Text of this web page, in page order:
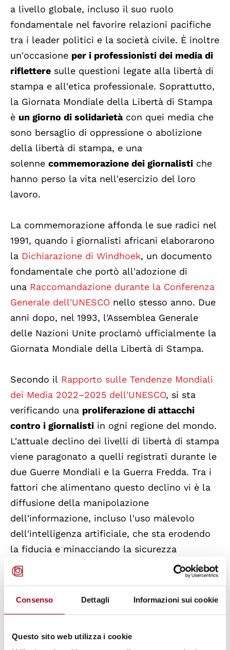
Consenso Dettagli Informazioni sui cookie
Questo sito web utilizza i cookie
a livello globale, incluso il suo ruolo
fondamentale nel favorire relazioni pacifiche
tra i leader politici e la società civile. È inoltre
un'occasione per i professionisti dei media di
riflettere sulle questioni legate alla libertà di
stampa e all'etica professionale. Soprattutto,
la Giornata Mondiale della Libertà di Stampa
è un giorno di solidarietàcon quei media che
sono bersaglio di oppressione o abolizione
della libertà di stampa, e una
solenne commemorazione dei giornalisti che
hanno perso la vita nell'esercizio del loro
lavoro.
La commemorazione affonda le sue radici nel
1991, quando i giornalisti africani elaborarono
la Dichiarazione di Windhoek, un documento
fondamentale che portò all'adozione di
una Raccomandazione durante la Conferenza
Generale dell'UNESCO nello stesso anno. Due
anni dopo, nel 1993, l'Assemblea Generale
delle Nazioni Unite proclamò ufficialmente la
Giornata Mondiale della Libertà di Stampa.
Secondo il Rapporto sulle Tendenze Mondiali
dei Media 2022–2025 dell'UNESCO, si sta
verificando una proliferazione di attacchi
contro i giornalisti in ogni regione del mondo.
L'attuale declino dei livelli di libertà di stampa
viene paragonato a quelli registrati durante le
due Guerre Mondiali e la Guerra Fredda. Tra i
fattori che alimentano questo declino vi è la
diffusione della manipolazione
dell'informazione, incluso l'uso malevolo
dell'intelligenza artificiale, che sta erodendo
la fiducia e minacciando la sicurezza
nazionale a livello mondiale. L'autocensura,
nel frattempo, è pervasiva e in crescita,
alimentata dal timore di rappresaglie, dalle
molestie online, dall'intimidazione giudiziaria
In questo contesto, l'UNESCO insieme al